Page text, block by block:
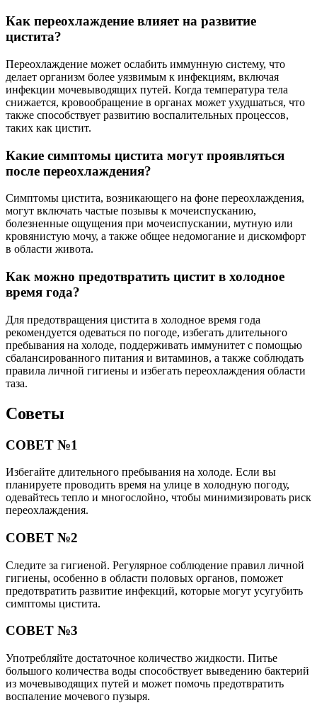
Как переохлаждение влияет на развитие
цистита?
Переохлаждение может ослабить иммунную систему, что
делает организм более уязвимым к инфекциям, включая
инфекции мочевыводящих путей. Когда температура тела
снижается, кровообращение в органах может ухудшаться, что
также способствует развитию воспалительных процессов,
таких как цистит.
Какие симптомы цистита могут проявляться
после переохлаждения?
Симптомы цистита, возникающего на фоне переохлаждения,
могут включать частые позывы к мочеиспусканию,
болезненные ощущения при мочеиспускании, мутную или
кровянистую мочу, а также общее недомогание и дискомфорт
в области живота.
Как можно предотвратить цистит в холодное
время года?
Для предотвращения цистита в холодное время года
рекомендуется одеваться по погоде, избегать длительного
пребывания на холоде, поддерживать иммунитет с помощью
сбалансированного питания и витаминов, а также соблюдать
правила личной гигиены и избегать переохлаждения области
таза.
Советы
СОВЕТ №1
Избегайте длительного пребывания на холоде. Если вы
планируете проводить время на улице в холодную погоду,
одевайтесь тепло и многослойно, чтобы минимизировать риск
переохлаждения.
СОВЕТ №2
Следите за гигиеной. Регулярное соблюдение правил личной
гигиены, особенно в области половых органов, поможет
предотвратить развитие инфекций, которые могут усугубить
симптомы цистита.
СОВЕТ №3
Употребляйте достаточное количество жидкости. Питье
большого количества воды способствует выведению бактерий
из мочевыводящих путей и может помочь предотвратить
воспаление мочевого пузыря.